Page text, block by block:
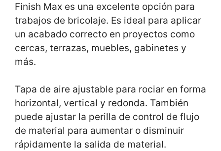
Finish Max es una excelente opción para
trabajos de bricolaje. Es ideal para aplicar
un acabado correcto en proyectos como
cercas, terrazas, muebles, gabinetes y
más.
Tapa de aire ajustable para rociar en forma
horizontal, vertical y redonda. También
puede ajustar la perilla de control de flujo
de material para aumentar o disminuir
rápidamente la salida de material.